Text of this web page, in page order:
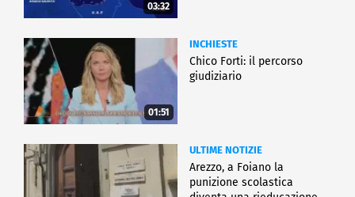
03:32
01:51
INCHIESTE
Chico Forti: il percorso
giudiziario
ULTIME NOTIZIE
Arezzo, a Foiano la
punizione scolastica